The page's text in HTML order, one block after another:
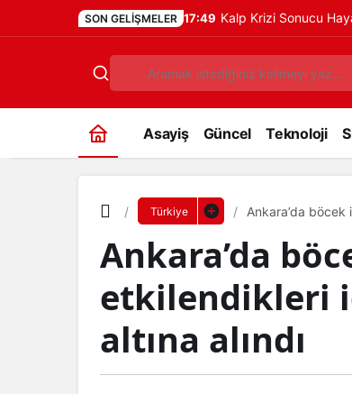
SON GELIŞMELER 17:49 Kalp Krizi Sonucu
Asayiş Güncel Teknoloji
Türkiye Ankara’da böcek
Ankara’da
etkilendikleri
altına alındı